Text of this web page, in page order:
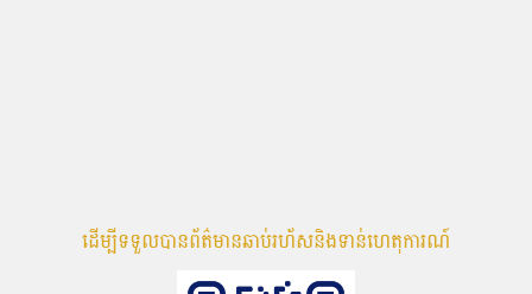
ដើម្បីទទួលបានព័ត៌មានឆាប់រហ័សនិងទាន់ហេតុការណ៍